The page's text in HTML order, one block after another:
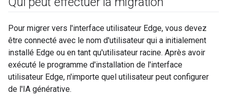
Pour migrer vers l'interface utilisateur Edge, vous devez
être connecté avec le nom d'utilisateur qui a initialement
installé Edge ou en tant qu'utilisateur racine. Après avoir
exécuté le programme d'installation de l'interface
utilisateur Edge, n'importe quel utilisateur peut configurer
de l'IA générative.